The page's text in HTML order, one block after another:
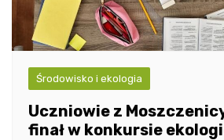
Środowisko i ekologia
Uczniowie z
finał w konkursie